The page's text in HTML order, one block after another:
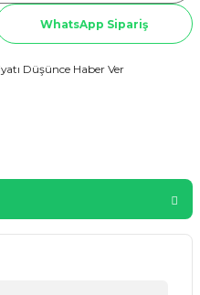
WhatsApp Sipariş
Düşünce Haber Ver